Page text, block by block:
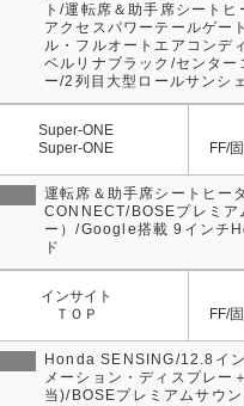
ト/運転席＆助手席シート
アクセスパワーテールゲー
ル・フルオートエアコンデ
ベルリナブラック/センター
ー/2列目大型ロールサンシ
Super-ONE
Super-ONE
FF/
運転席＆助手席シートヒ
CONNECT/BOSEプレミア
ー）/Google搭載 9インチ
ド
インサイト
ＴＯＰ
FF/
Honda SENSING/12.8イ
メーション・ディスプレー
当)/BOSEプレミアムサウ